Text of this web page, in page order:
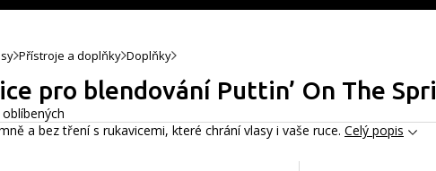
Přístroje a doplňky Doplňky
pro blendování Puttin’ On The
a bez tření s rukavicemi, které chrání vlasy i vaše ruce. Celý popis